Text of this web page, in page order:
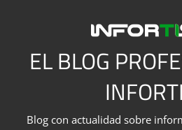
contenidoEL BLOG
Blog con actualidad sobre